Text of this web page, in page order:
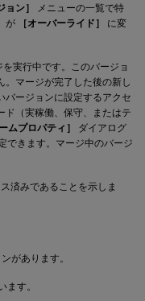
ン］
メニューの一覧で特
が
［オーバーライド］
に変
実行中です。このバージョ
。マージが完了した後の新し
バージョンに設定するアクセ
ド（実稼働、保守、またはテ
ムプロパティ］
ダイアログ
できます。マージ中のバージ
済みであることを示しま
があります。
ます。